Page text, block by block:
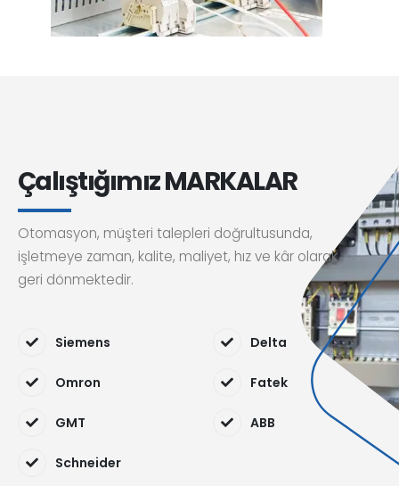
Çalıştığımız MARKALAR
Otomasyon, müşteri talepleri doğrultusunda,
işletmeye zaman, kalite, maliyet, hız ve kâr olarak
geri dönmektedir.
Siemens
Omron
GMT
Delta
Fatek
ABB
Schneider